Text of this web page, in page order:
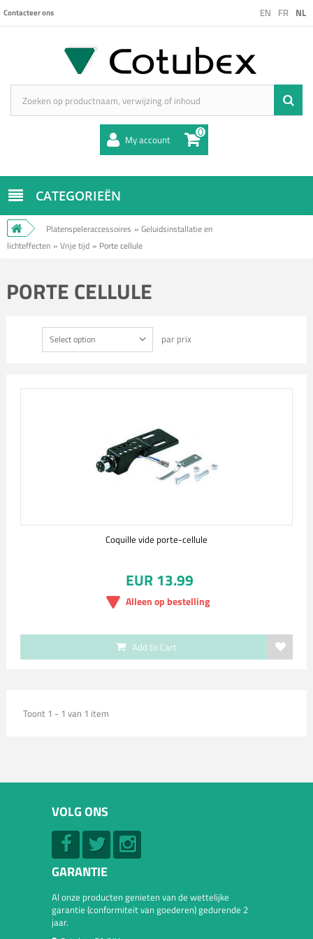
EN FR NL
Contacteer ons
My account 0
CATEGORIEËN
Platenspeleraccessoires » Geluidsinstallatie en
lichteffecten » Vrije tijd » Porte cellule
PORTE CELLULE
Select option par prix
Coquille vide porte-cellule
EUR 13.99
Alleen op bestelling
Add to Cart
Toont 1 - 1 van 1 item
VOLG ONS
GARANTIE
Al onze producten genieten van de wettelijke
garantie (conformiteit van goederen) gedurende 2
jaar.